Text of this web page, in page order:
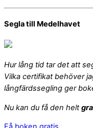
Segla till Medelhavet
Hur lång tid tar det att
Vilka certifikat behöver
långfärdssegling ger
Nu kan du få den helt